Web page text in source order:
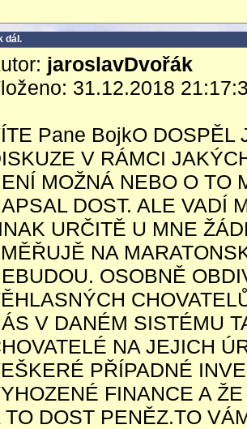
dál.
jaroslavDvořák
31.12.2018
Pane BojkO DOSPĚL
V RÁMCI
MOŽNÁ NEBO O TO
DOST. ALE VADÍ
URČITĚ U MNE
NA
OSOBNĚ
V DANÉM SISTÉMU
NA JEJICH
PŘÍPADNÉ
FINANCE A
TO DOST PENĚZ.TO